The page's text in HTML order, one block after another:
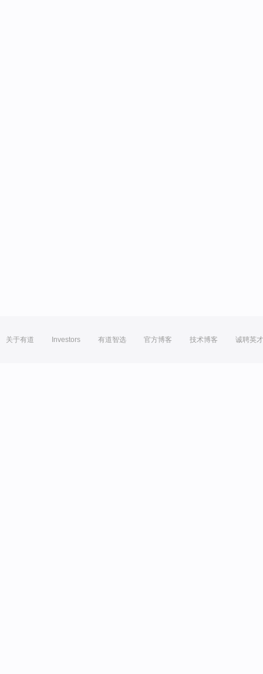
关于有道 Investors 有道智选 官方博客 技术博客 诚聘英才